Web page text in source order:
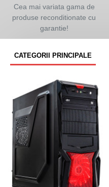
Cea mai variata gama de
produse reconditionate cu
garantie!
CATEGORII PRINCIPALE